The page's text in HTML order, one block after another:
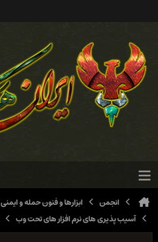
انجمن ابزارها و فنون حمله و ایمنی
آسیب پذیری های نرم افزار های تحت وب